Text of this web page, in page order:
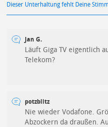
Dieser Unterhaltung fehlt Deine
Jan G.
Läuft Giga TV eigentlich
Telekom?
potzblitz
Nie wieder Vodafone.
Abzockern da draußen.